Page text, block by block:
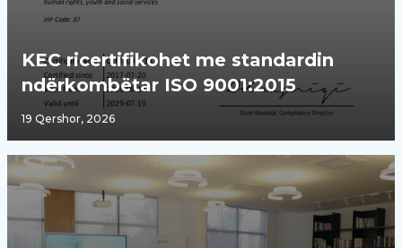
KEC ricertifikohet me standardin
ndërkombëtar ISO 9001:2015
19 Qershor, 2026